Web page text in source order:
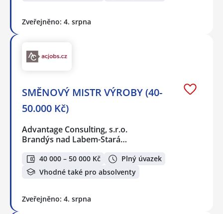
Zveřejněno: 4. srpna
SMĚNOVÝ MISTR VÝROBY (40-
50.000 Kč)
Advantage Consulting, s.r.o.
Brandýs nad Labem-Stará…
40 000 – 50 000 Kč
Plný úvazek
Vhodné také pro absolventy
Zveřejněno: 4. srpna